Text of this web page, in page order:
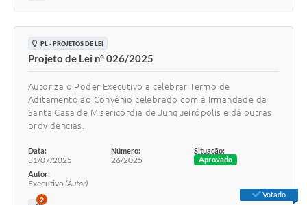
PL - PROJETOS DE LEI
Projeto de Lei nº 026/2025
Autoriza o Poder Executivo a celebrar Termo de
Aditamento ao Convênio celebrado com a Irmandade da
Santa Casa de Misericórdia de Junqueirópolis e dá outras
providências.
Data:
31/07/2025
Número:
26/2025
Situação:
Aprovado
Autor:
Executivo (Autor)
2
Votado